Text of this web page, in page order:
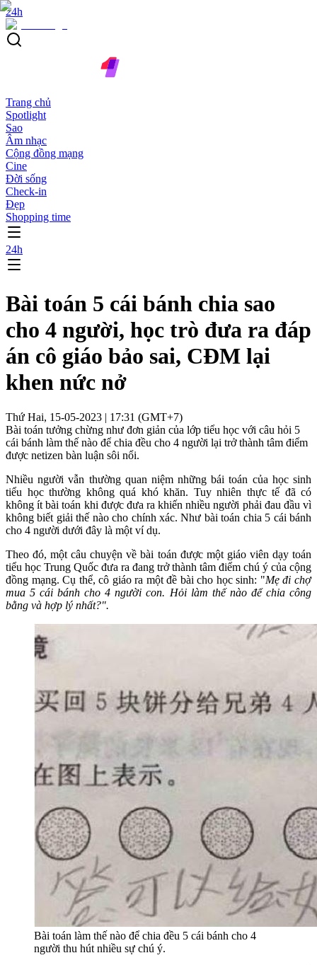
24h
Trang chủ
Spotlight
Sao
Âm nhạc
Cộng đồng mạng
Cine
Đời sống
Check-in
Đẹp
Shopping time
24h
Bài toán 5 cái bánh chia sao
cho 4 người, học trò đưa ra đáp
án cô giáo bảo sai, CĐM lại
khen nức nở
Thứ Hai, 15-05-2023 | 17:31 (GMT+7)
Bài toán tưởng chừng như đơn giản của lớp tiểu học với câu hỏi 5
cái bánh làm thế nào để chia đều cho 4 người lại trở thành tâm điểm
được netizen bàn luận sôi nổi.
Nhiều người vẫn thường quan niệm những bái toán của học sinh
tiểu học thường không quá khó khăn. Tuy nhiên thực tế đã có
không ít bài toán khi được đưa ra khiến nhiều người phải đau đầu vì
không biết giải thế nào cho chính xác. Như bài toán chia 5 cái bánh
cho 4 người dưới đây là một ví dụ.
Theo đó, một câu chuyện về bài toán được một giáo viên dạy toán
tiểu học Trung Quốc đưa ra đang trở thành tâm điểm chú ý của cộng
đồng mạng. Cụ thể, cô giáo ra một đề bài cho học sinh: "Mẹ đi chợ
mua 5 cái bánh cho 4 người con. Hỏi làm thế nào để chia công
bằng và hợp lý nhất?".
Bài toán làm thế nào để chia đều 5 cái bánh cho 4
người thu hút nhiều sự chú ý.